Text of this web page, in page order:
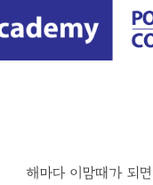
해마다 이맘때가 되